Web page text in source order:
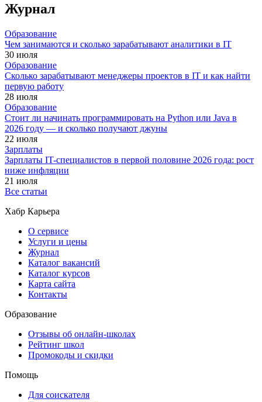
Журнал
Образование
Чем занимаются и сколько зарабатывают аналитики в IT
30 июля
Образование
Сколько зарабатывают менеджеры проектов в IT и как найти
первую работу
28 июля
Образование
Стоит ли начинать программировать на Python или Java в
2026 году — и сколько получают джуны
22 июля
Зарплаты
Зарплаты IT-специалистов в первой половине 2026 года: рост
ниже инфляции
21 июля
Все статьи
Хабр Карьера
О сервисе
Услуги и цены
Журнал
Каталог вакансий
Каталог курсов
Карта сайта
Контакты
Образование
Отзывы об онлайн-школах
Рейтинг школ
Промокоды и скидки
Помощь
Для соискателя